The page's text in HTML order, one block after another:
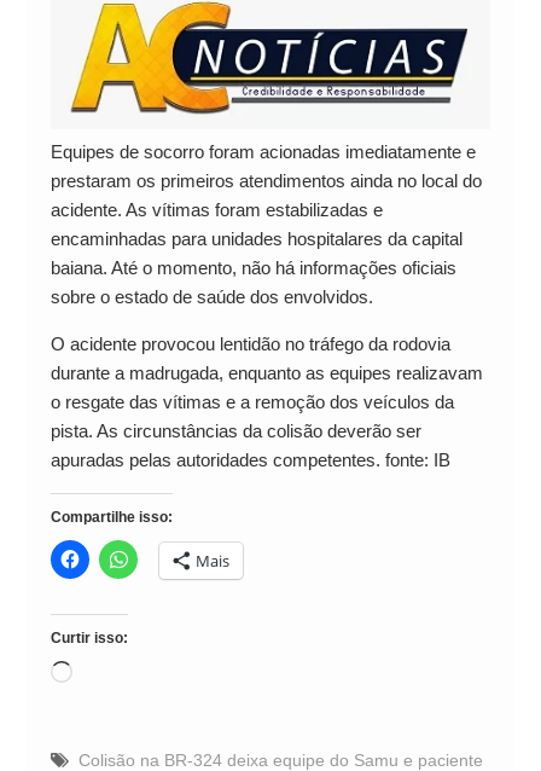
Equipes de socorro foram acionadas imediatamente e
prestaram os primeiros atendimentos ainda no local do
acidente. As vítimas foram estabilizadas e
encaminhadas para unidades hospitalares da capital
baiana. Até o momento, não há informações oficiais
sobre o estado de saúde dos envolvidos.
O acidente provocou lentidão no tráfego da rodovia
durante a madrugada, enquanto as equipes realizavam
o resgate das vítimas e a remoção dos veículos da
pista. As circunstâncias da colisão deverão ser
apuradas pelas autoridades competentes. fonte: IB
Compartilhe isso:
Mais
Curtir isso:
Carregando...
Colisão na BR-324 deixa equipe do Samu e paciente